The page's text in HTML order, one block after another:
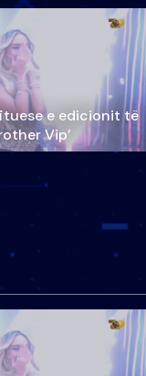
e edicionit të
Vip’